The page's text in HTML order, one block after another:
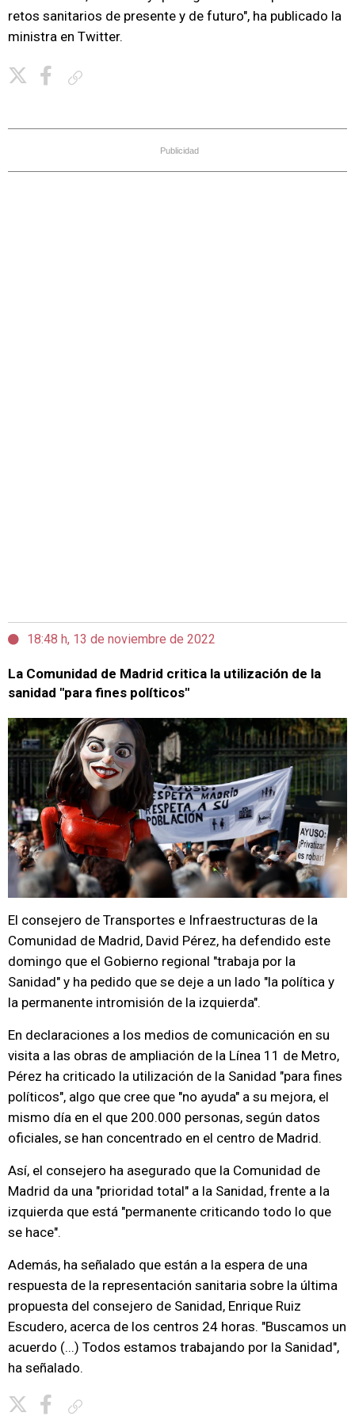
retos sanitarios de presente y de futuro", ha publicado la
ministra en Twitter.
Publicidad
18:48 h, 13 de noviembre de 2022
La Comunidad de Madrid critica la utilización de la
sanidad "para fines políticos"
El consejero de Transportes e Infraestructuras de la
Comunidad de Madrid, David Pérez, ha defendido este
domingo que el Gobierno regional "trabaja por la
Sanidad" y ha pedido que se deje a un lado "la política y
la permanente intromisión de la izquierda".
En declaraciones a los medios de comunicación en su
visita a las obras de ampliación de la Línea 11 de Metro,
Pérez ha criticado la utilización de la Sanidad "para fines
políticos", algo que cree que "no ayuda" a su mejora, el
mismo día en el que 200.000 personas, según datos
oficiales, se han concentrado en el centro de Madrid.
Así, el consejero ha asegurado que la Comunidad de
Madrid da una "prioridad total" a la Sanidad, frente a la
izquierda que está "permanente criticando todo lo que
se hace".
Además, ha señalado que están a la espera de una
respuesta de la representación sanitaria sobre la última
propuesta del consejero de Sanidad, Enrique Ruiz
Escudero, acerca de los centros 24 horas. "Buscamos un
acuerdo (...) Todos estamos trabajando por la Sanidad",
ha señalado.